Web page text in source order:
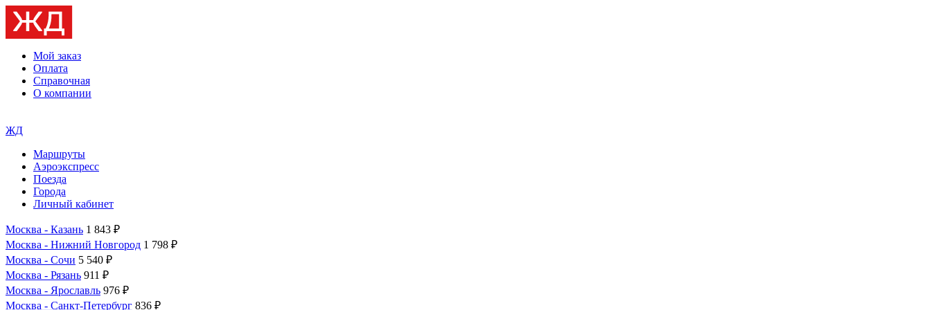
Мой заказ
Оплата
Справочная
О компании
ЖД
Маршруты
Аэроэкспресс
Поезда
Города
Личный кабинет
Москва - Казань 1 843 ₽
Москва - Нижний Новгород 1 798 ₽
Москва - Сочи 5 540 ₽
Москва - Рязань 911 ₽
Москва - Ярославль 976 ₽
Москва - Санкт-Петербург 836 ₽